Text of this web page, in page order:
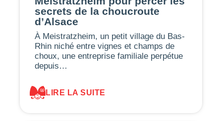
secrets de la choucroute
d’Alsace
À Meistratzheim, un petit village du Bas-
Rhin niché entre vignes et champs de
choux, une entreprise familiale perpétue
depuis…
LIRE LA SUITE